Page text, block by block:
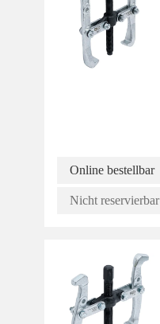
Online bestellbar
Nicht reservierbar